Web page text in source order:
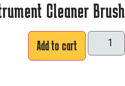
Cleaner Brush
Add to cart